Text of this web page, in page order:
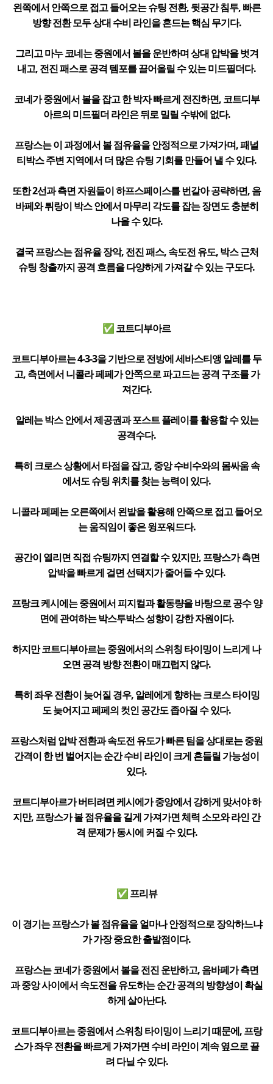
왼쪽에서 안쪽으로 접고 들어오는 슈팅 전환, 뒷공간 침투, 빠른
방향 전환 모두 상대 수비 라인을 흔드는 핵심 무기다.
그리고 마누 코네는 중원에서 볼을 운반하며 상대 압박을 벗겨
내고, 전진 패스로 공격 템포를 끌어올릴 수 있는 미드필더다.
코네가 중원에서 볼을 잡고 한 박자 빠르게 전진하면, 코트디부
아르의 미드필더 라인은 뒤로 밀릴 수밖에 없다.
프랑스는 이 과정에서 볼 점유율을 안정적으로 가져가며, 패널
티박스 주변 지역에서 더 많은 슈팅 기회를 만들어 낼 수 있다.
또한 2선과 측면 자원들이 하프스페이스를 번갈아 공략하면, 음
바페와 튀랑이 박스 안에서 마무리 각도를 잡는 장면도 충분히
나올 수 있다.
결국 프랑스는 점유율 장악, 전진 패스, 속도전 유도, 박스 근처
슈팅 창출까지 공격 흐름을 다양하게 가져갈 수 있는 구도다.
✅ 코트디부아르
코트디부아르는 4-3-3을 기반으로 전방에 세바스티앵 알레를 두
고, 측면에서 니콜라 페페가 안쪽으로 파고드는 공격 구조를 가
져간다.
알레는 박스 안에서 제공권과 포스트 플레이를 활용할 수 있는
공격수다.
특히 크로스 상황에서 타점을 잡고, 중앙 수비수와의 몸싸움 속
에서도 슈팅 위치를 찾는 능력이 있다.
니콜라 페페는 오른쪽에서 왼발을 활용해 안쪽으로 접고 들어오
는 움직임이 좋은 윙포워드다.
공간이 열리면 직접 슈팅까지 연결할 수 있지만, 프랑스가 측면
압박을 빠르게 걸면 선택지가 줄어들 수 있다.
프랑크 케시에는 중원에서 피지컬과 활동량을 바탕으로 공수 양
면에 관여하는 박스투박스 성향이 강한 자원이다.
하지만 코트디부아르는 중원에서의 스위칭 타이밍이 느리게 나
오면 공격 방향 전환이 매끄럽지 않다.
특히 좌우 전환이 늦어질 경우, 알레에게 향하는 크로스 타이밍
도 늦어지고 페페의 컷인 공간도 좁아질 수 있다.
프랑스처럼 압박 전환과 속도전 유도가 빠른 팀을 상대로는 중원
간격이 한 번 벌어지는 순간 수비 라인이 크게 흔들릴 가능성이
있다.
코트디부아르가 버티려면 케시에가 중앙에서 강하게 맞서야 하
지만, 프랑스가 볼 점유율을 길게 가져가면 체력 소모와 라인 간
격 문제가 동시에 커질 수 있다.
✅ 프리뷰
이 경기는 프랑스가 볼 점유율을 얼마나 안정적으로 장악하느냐
가 가장 중요한 출발점이다.
프랑스는 코네가 중원에서 볼을 전진 운반하고, 음바페가 측면
과 중앙 사이에서 속도전을 유도하는 순간 공격의 방향성이 확실
하게 살아난다.
코트디부아르는 중원에서 스위칭 타이밍이 느리기 때문에, 프랑
스가 좌우 전환을 빠르게 가져가면 수비 라인이 계속 옆으로 끌
려 다닐 수 있다.